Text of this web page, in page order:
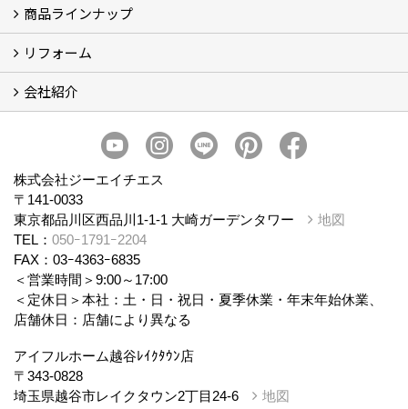
アイフルホームについて (5)
商品ラインナップ
商品ラインナップ
リフォーム
まるごと断熱リフォーム
イベント情報
施工事例
会社紹介
スタッフ紹介
個人情報保護方針
株式会社ジーエイチエス
〒141-0033
東京都品川区西品川1-1-1 大崎ガーデンタワー
地図
TEL： 050ｰ1791ｰ2204
FAX：03ｰ4363ｰ6835
＜営業時間＞9:00～17:00
＜定休日＞本社：土・日・祝日・夏季休業・年末年始休業、
店舗休日：店舗により異なる
アイフルホーム越谷ﾚｲｸﾀｳﾝ店
〒343-0828
埼玉県越谷市レイクタウン2丁目24-6
地図